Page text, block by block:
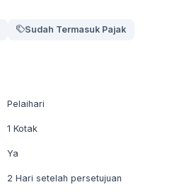
Sudah Termasuk Pajak
Pelaihari
1 Kotak
Ya
2 Hari setelah persetujuan